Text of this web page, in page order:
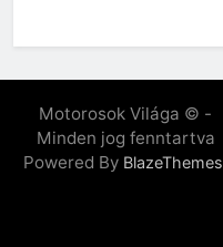
Motorosok Világa © -
Minden jog fenntartva
Powered By BlazeThemes